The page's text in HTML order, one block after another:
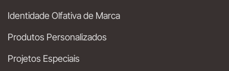
Identidade Olfativa de Marca
Produtos Personalizados
Projetos Especiais